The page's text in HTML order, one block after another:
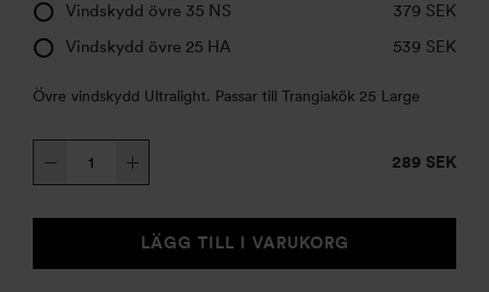
Vindskydd övre 35 NS
379 SEK
Vindskydd övre 25 HA
539 SEK
Övre vindskydd Ultralight. Passar till Trangiakök 25 Large
Vindskydd
övre
289 SEK
LÄGG TILL I VARUKORG